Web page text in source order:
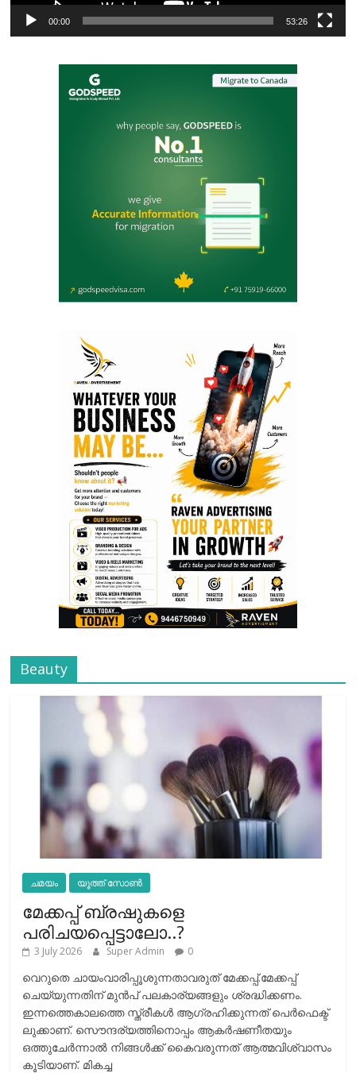
00:00 53:26
Beauty
ചമയം യൂത്ത് സോൺ
മേക്കപ്പ് ബ്രഷുകളെ
പരിചയപ്പെട്ടാലോ..?
3 July 2026 Super Admin 0
വെറുതെ ചായംവാരിപ്പൂശുന്നതാവരുത് മേക്കപ്പ്.മേക്കപ്പ്
ചെയ്യുന്നതിന് മുന്‍പ് പലകാര്യങ്ങളും ശ്രദ്ധിക്കണം.
ഇന്നത്തെകാലത്തെ സ്ത്രീകള്‍ ആഗ്രഹിക്കുന്നത് പെര്‍ഫെക്ട്
ലുക്കാണ്. സൌന്ദര്യത്തിനൊപ്പം ആകര്‍ഷണീതയും
ഒത്തുചേര്‍ന്നാല്‍ നിങ്ങള്‍ക്ക് കൈവരുന്നത് ആത്മവിശ്വാസം
കൂടിയാണ്. മികച്ച